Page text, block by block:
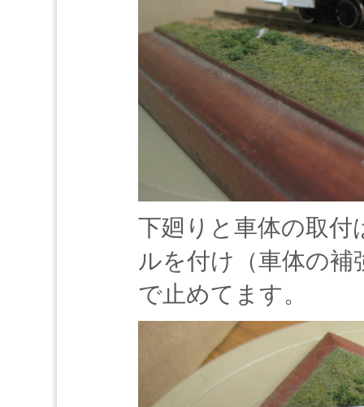
下廻りと車体の取付
ルを付け（車体の
で止めてます。